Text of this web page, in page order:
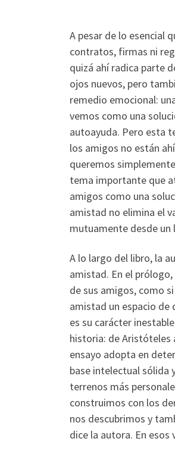
A pesar de lo esencial
contratos, firmas ni
quizá ahí radica parte
ojos nuevos, pero
remedio emocional:
vemos como una
autoayuda. Pero esta
los amigos no están
queremos
tema importante que
amigos como una
amistad no elimina el
mutuamente desde un
A lo largo del libro, la
amistad. En el
de sus amigos, como
amistad un espacio
es su carácter
historia: de Aristóteles
ensayo adopta en
base intelectual sólida
terrenos más
construimos con los
nos descubrimos y
dice la autora. En esos